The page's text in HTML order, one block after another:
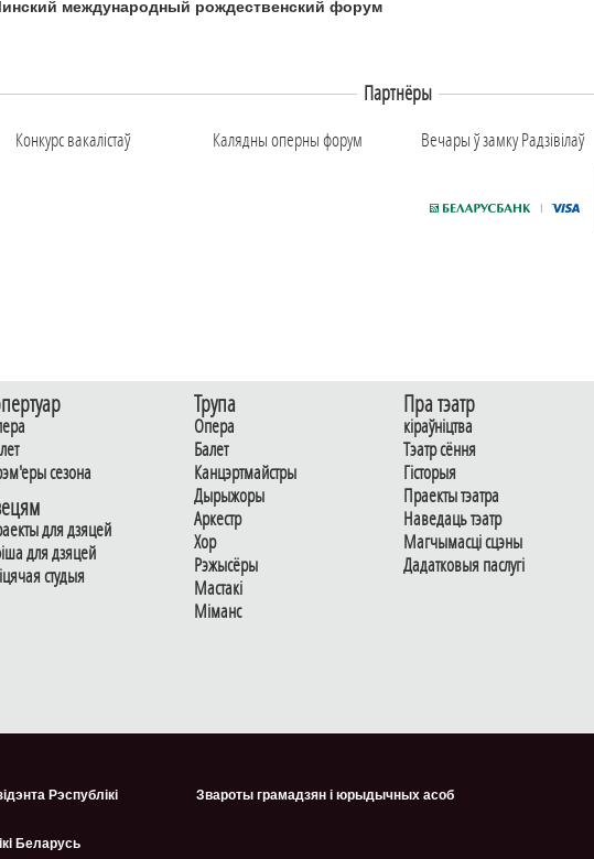
международный рождественский форум
Партнёры
Конкурс вакалiстаў Калядны оперны форум Вечары ў замку Радзiвiлаў
сезона
для дзяцей
для дзяцей
студыя
Трупа
Опера
Балет
Канцэртмайстры
Дырыжоры
Аркестр
Хор
Рэжысёры
Мастакі
Мiманс
Пра тэатр
кіраўніцтва
Тэатр сёння
Гiсторыя
Праекты тэатра
Наведаць тэатр
Магчымасцi сцэны
Дадаткoвыя паслугi
Рэспублікі
Беларусь
Звароты грамадзян і юрыдычных асоб